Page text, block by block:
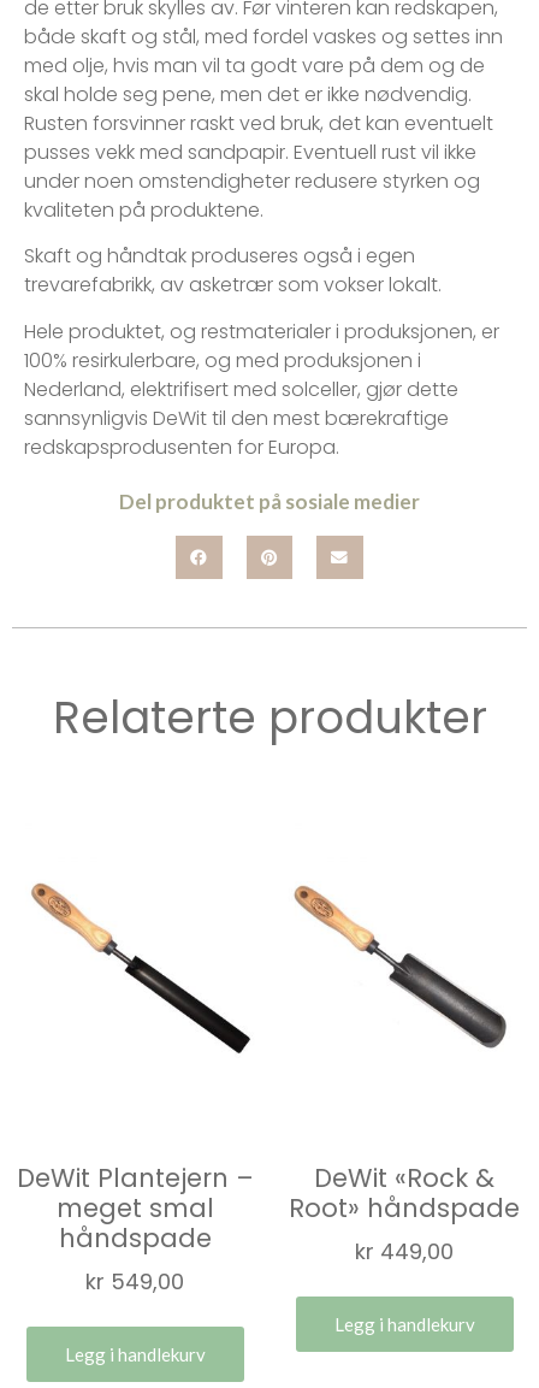
de etter bruk skylles av. Før vinteren kan redskapen,
både skaft og stål, med fordel vaskes og settes inn
med olje, hvis man vil ta godt vare på dem og de
skal holde seg pene, men det er ikke nødvendig.
Rusten forsvinner raskt ved bruk, det kan eventuelt
pusses vekk med sandpapir. Eventuell rust vil ikke
under noen omstendigheter redusere styrken og
kvaliteten på produktene.
Skaft og håndtak produseres også i egen
trevarefabrikk, av asketrær som vokser lokalt.
Hele produktet, og restmaterialer i produksjonen, er
100% resirkulerbare, og med produksjonen i
Nederland, elektrifisert med solceller, gjør dette
sannsynligvis DeWit til den mest bærekraftige
redskapsprodusenten for Europa.
Del produktet på sosiale medier
Relaterte produkter
DeWit Plantejern –
meget smal
håndspade
kr 549,00
Legg i handlekurv
DeWit «Rock &
Root» håndspade
kr 449,00
Legg i handlekurv